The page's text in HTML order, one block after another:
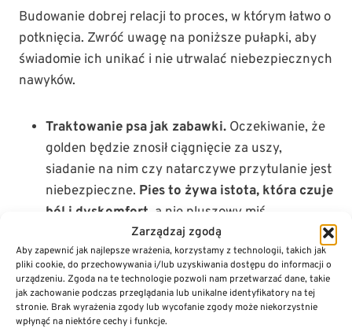
Zarządzaj zgodą
Aby zapewnić jak najlepsze wrażenia, korzystamy z technologii, takich jak
pliki cookie, do przechowywania i/lub uzyskiwania dostępu do informacji o
urządzeniu. Zgoda na te technologie pozwoli nam przetwarzać dane, takie
jak zachowanie podczas przeglądania lub unikalne identyfikatory na tej
stronie. Brak wyrażenia zgody lub wycofanie zgody może niekorzystnie
wpłynąć na niektóre cechy i funkcje.
Budowanie dobrej relacji to proces, w którym łatwo o
potknięcia. Zwróć uwagę na poniższe pułapki, aby
świadomie ich unikać i nie utrwalać niebezpiecznych
nawyków.
Traktowanie psa jak zabawki. Oczekiwanie, że
golden będzie znosił ciągnięcie za uszy,
siadanie na nim czy natarczywe przytulanie jest
niebezpieczne. Pies to żywa istota, która czuje
ból i dyskomfort , a nie pluszowy miś.
Wymuszanie interakcji. Nigdy nie przytrzymuj
psa, by dziecko mogło go pogłaskać. Interakcja
musi byćzawsze dobrowolna z obu stron.
Zmuszany pies uczy się, że jego sygnały są
ignorowane, co prowadzi do frustracji.